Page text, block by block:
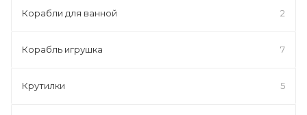
Корабли для ванной 2
Корабль игрушка 7
Крутилки 5